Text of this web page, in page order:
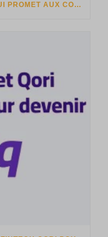
SYLQ 2023 : LA PLATEFORME QUI PROMET AUX COMMERÇANTS D’ÊTRE EN MESURE D’ACCEPTER TOUS LES PAIEMENTS NOUVELLE GÉNÉRATION DANS UN SEUL ENVIRONNEMENT